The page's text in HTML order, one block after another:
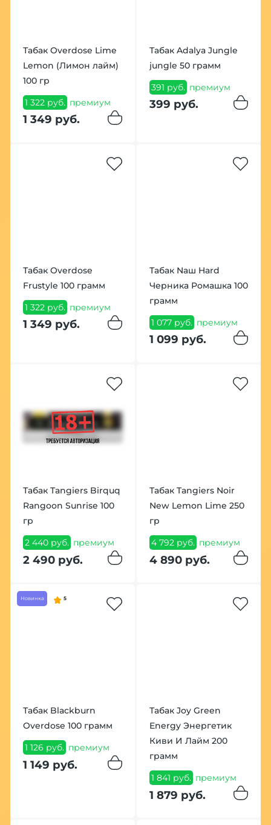
Табак Overdose Lime
Lemon (Лимон лайм)
100 гр
1 322 руб. премиум
1 349 руб.
Табак Adalya Jungle
jungle 50 грамм
391 руб. премиум
399 руб.
Табак Overdose
Frustyle 100 грамм
1 322 руб. премиум
1 349 руб.
Табак Nаш Hard
Черника Ромашка 100
грамм
1 077 руб. премиум
1 099 руб.
Табак Tangiers Birquq
Rangoon Sunrise 100
гр
2 440 руб. премиум
2 490 руб.
Табак Tangiers Noir
New Lemon Lime 250
гр
4 792 руб. премиум
4 890 руб.
Новинка 5
Табак Blackburn
Overdose 100 грамм
1 126 руб. премиум
1 149 руб.
Табак Joy Green
Energy Энергетик
Киви И Лайм 200
грамм
1 841 руб. премиум
1 879 руб.